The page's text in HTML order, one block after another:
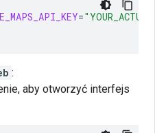
=
:
aby otworzyć interfejs